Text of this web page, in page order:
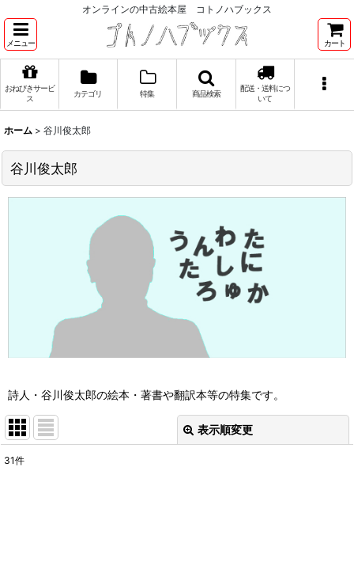
オンラインの中古絵本屋 コトノハブックス
メニュー カート
おねびきサービ
ス
カテゴリ 特集 商品検索
配送・送料につ
いて
ホーム > 谷川俊太郎
谷川俊太郎
詩人・谷川俊太郎の絵本・著書や翻訳本等の特集です。
表示順変更
31件